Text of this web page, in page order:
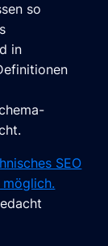
so
in
SEO